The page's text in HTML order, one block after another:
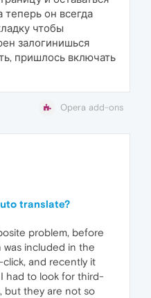
теперь он всегда
чтобы
залогинишься
пришлось включать
Opera add-ons
translate?
problem, before
included in the
and recently it
had to look for third-
but they are not so